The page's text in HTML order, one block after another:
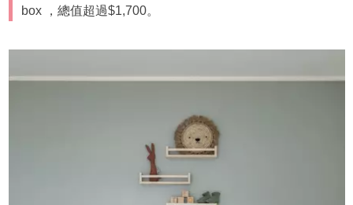
box ，總值超過$1,700。